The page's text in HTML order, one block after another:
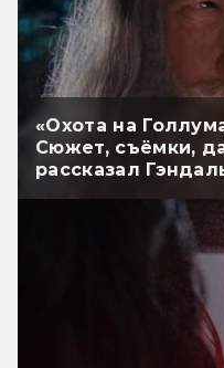
«Охота на
Сюжет, съёмки,
рассказал